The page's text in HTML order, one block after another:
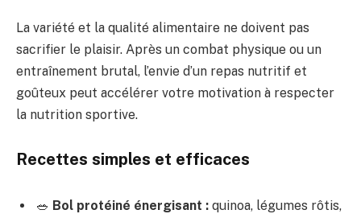
La variété et la qualité alimentaire ne doivent pas
sacrifier le plaisir. Après un combat physique ou un
entraînement brutal, l’envie d’un repas nutritif et
goûteux peut accélérer votre motivation à respecter
la nutrition sportive.
Recettes simples et efficaces
🥗 Bol protéiné énergisant : quinoa, légumes rôtis,